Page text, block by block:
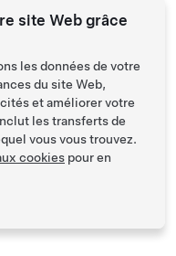
site Web grâce
les données de votre
du site Web,
et améliorer votre
les transferts de
vous vous trouvez.
cookies pour en